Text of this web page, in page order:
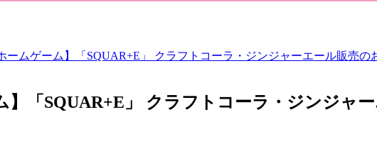
ホームゲーム】「SQUAR+E」 クラフトコーラ・ジンジャーエール販売の
】「SQUAR+E」 クラフトコーラ・ジンジャ